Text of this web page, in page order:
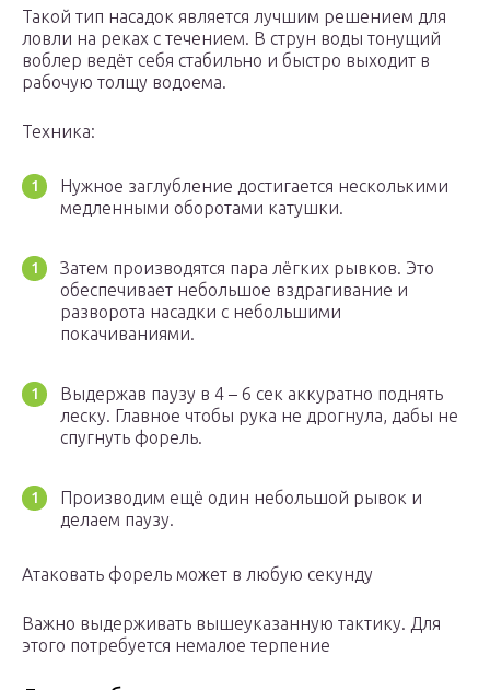
Такой тип насадок является лучшим решением для
ловли на реках с течением. В струн воды тонущий
воблер ведёт себя стабильно и быстро выходит в
рабочую толщу водоема.
Техника:
Нужное заглубление достигается несколькими
медленными оборотами катушки.
Затем производятся пара лёгких рывков. Это
обеспечивает небольшое вздрагивание и
разворота насадки с небольшими
покачиваниями.
Выдержав паузу в 4 – 6 сек аккуратно поднять
леску. Главное чтобы рука не дрогнула, дабы не
спугнуть форель.
Производим ещё один небольшой рывок и
делаем паузу.
Атаковать форель может в любую секунду
Важно выдерживать вышеуказанную тактику. Для
этого потребуется немалое терпение